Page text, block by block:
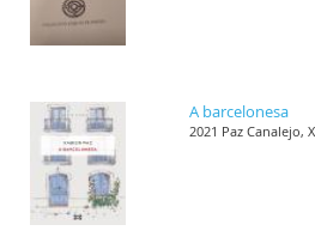
A barcelonesa
2021 Paz Canalejo,